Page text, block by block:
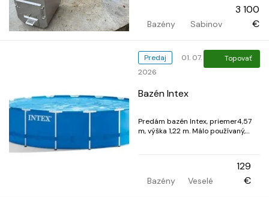
200 cm vyrobená z odolného akrylu 6
tvarovaných...
Bazény Sabinov
3 100
€
Predaj
01. 07.
2026
Topovať
Bazén Intex
Predám bazén Intex, priemer4,57
m, výška 1,22 m. Málo používaný,
Bazény Veselé
129
€